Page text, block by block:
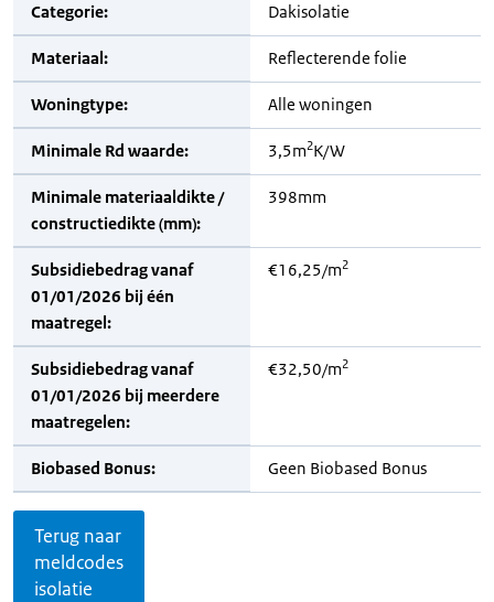
Categorie: Dakisolatie
Materiaal: Reflecterende folie
Woningtype: Alle woningen
Minimale Rd waarde: 3,5m2K/W
Minimale materiaaldikte /
constructiedikte (mm):
398mm
Subsidiebedrag vanaf
01/01/2026 bij één
maatregel:
€16,25/m2
Subsidiebedrag vanaf
01/01/2026 bij meerdere
maatregelen:
€32,50/m2
Biobased Bonus: Geen Biobased Bonus
Terug naar
meldcodes
isolatie